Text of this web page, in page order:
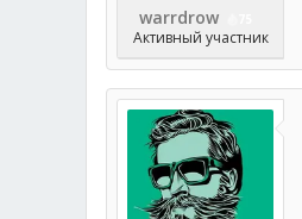
warrdrow
Активный участник